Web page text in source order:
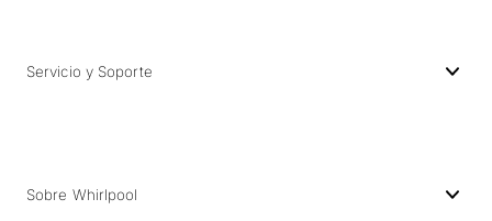
Servicio y Soporte
Sobre Whirlpool